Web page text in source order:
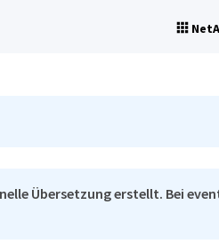
Übersetzung erstellt. Bei